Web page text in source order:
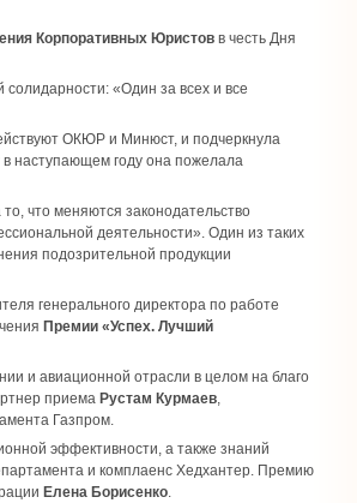
Корпоративных Юристов в честь Дня
«Один за всех и все
ОКЮР и Минюст, и подчеркнула
наступающем году она пожелала
что меняются законодательство
деятельности». Один из таких
подозрительной продукции
генерального директора по работе
Премии «Успех. Лучший
и авиационной отрасли в целом на благо
приема Рустам Курмаев,
Газпром.
эффективности, а также знаний
и комплаенс Хедхантер. Премию
Елена Борисенко.